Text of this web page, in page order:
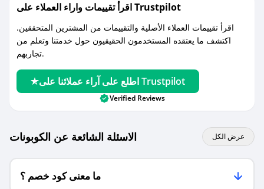
اقرأ تقييمات واراء العملاء على Trustpilot
اقرأ تقييمات العملاء الأصلية والتقييمات من المشترين المتحققين.
اكتشف ما يعتقده المستخدمون الحقيقيون حول خدمتنا وتعلم من
تجاربهم.
اطلع على آراء عملائنا على Trustpilot
Verified Reviews
الاسئلة الشائعة عن الكوبونات عرض الكل
ما معنى كود خصم ؟